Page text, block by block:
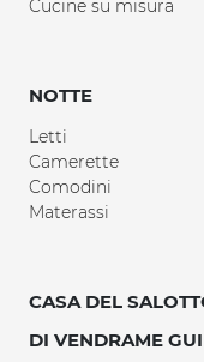
Cucine su misura
NOTTE
Letti
Camerette
Comodini
Materassi
CASA DEL
DI VENDRAME